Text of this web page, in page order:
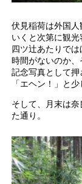
伏見稲荷は外国
いくと次第に観光
四ツ辻あたりでは
時間がないのか、
記念写真として押
「エヘン！」と
そして、月末は
た通り。